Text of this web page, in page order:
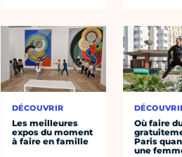
DÉCOUVRIR
Les meilleures
expos du moment
à faire en famille
Où faire
Paris
une